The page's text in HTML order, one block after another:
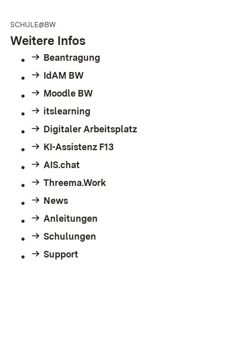
SCHULE@BW
Weitere Infos
Beantragung
IdAM BW
Moodle BW
itslearning
Digitaler Arbeitsplatz
KI-Assistenz F13
AIS.chat
Threema.Work
News
Anleitungen
Schulungen
Support